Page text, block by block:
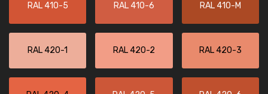
RAL 410-5 RAL 410-6 RAL 410-M
RAL 420-1 RAL 420-2 RAL 420-3